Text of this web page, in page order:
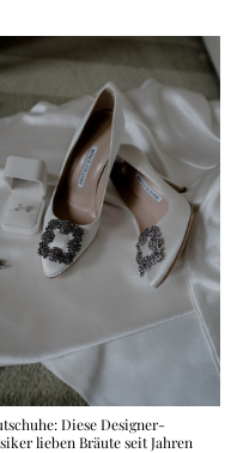
Diese Designer-
lieben Bräute seit Jahren